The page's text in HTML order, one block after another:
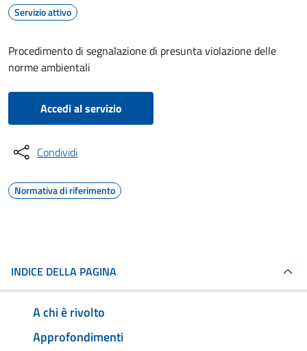
Servizio attivo
Procedimento di segnalazione di presunta violazione delle
norme ambientali
Accedi al servizio
Condividi
Normativa di riferimento
INDICE DELLA PAGINA
A chi è rivolto
Approfondimenti